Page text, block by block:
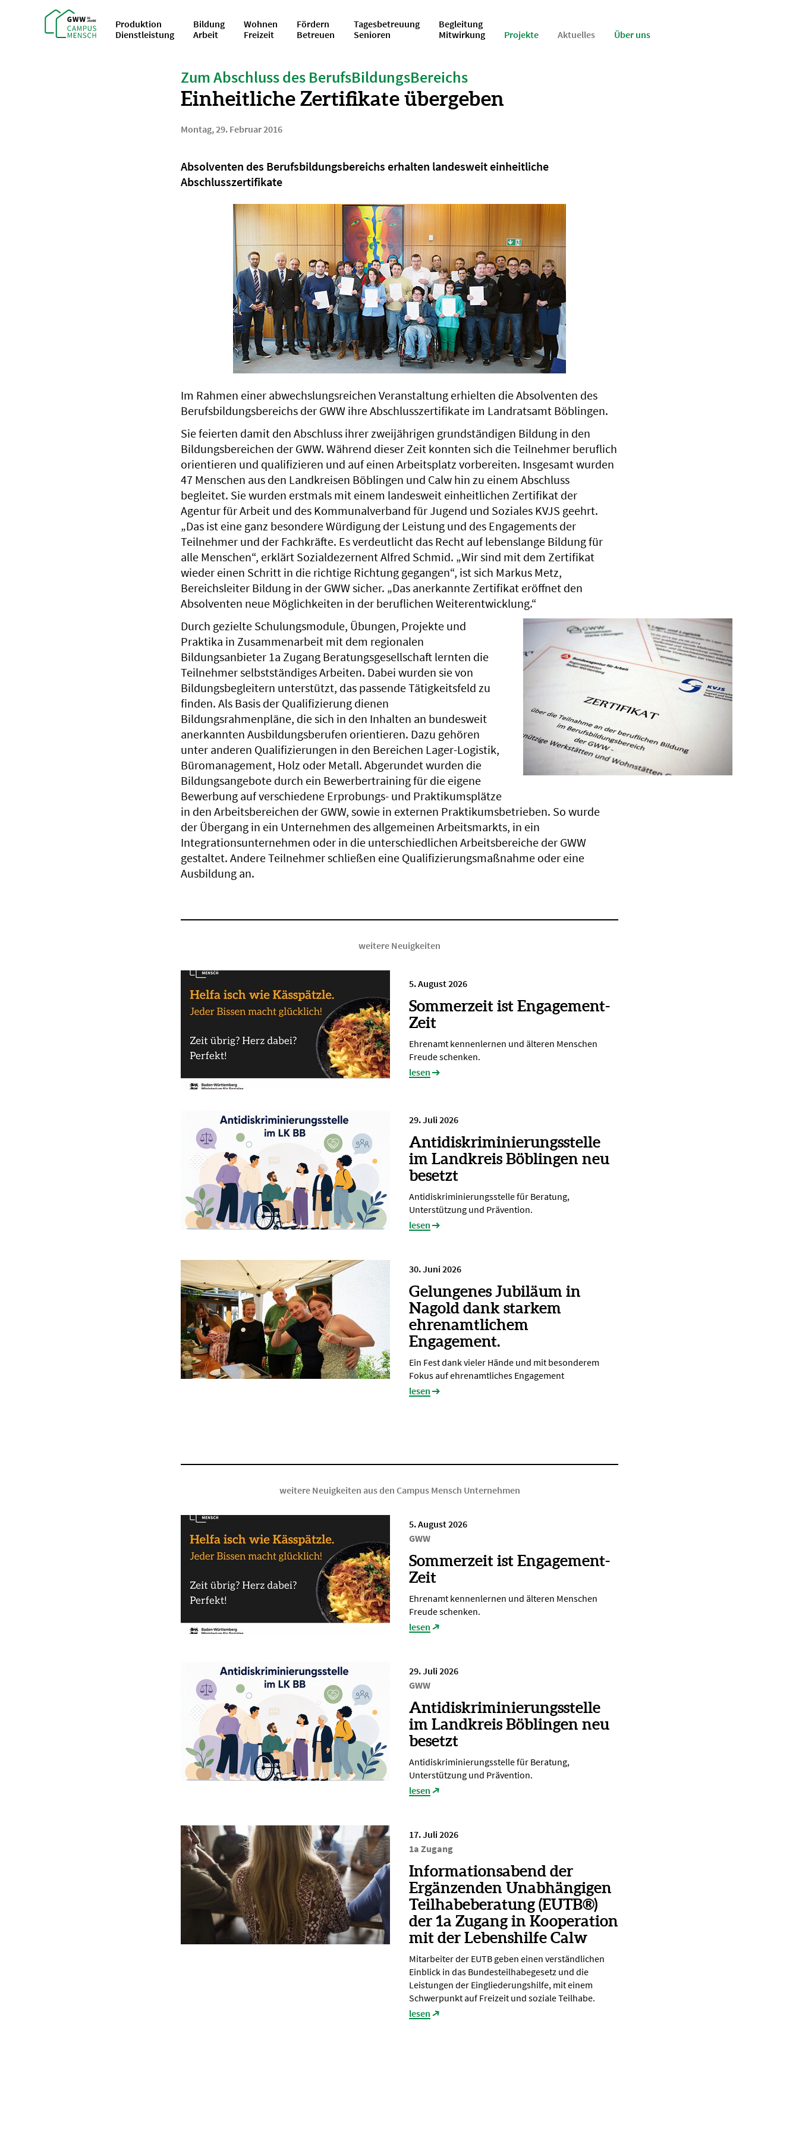
Produktion
Dienstleistung
Bildung
Arbeit
Wohnen
Freizeit
Fördern
Betreuen
Tagesbetreuung
Senioren
Begleitung
Mitwirkung
Projekte Aktuelles Über uns
Zum Abschluss des BerufsBildungsBereichs
Einheitliche Zertifikate übergeben
Montag, 29. Februar 2016
Absolventen des Berufsbildungsbereichs erhalten landesweit einheitliche
Abschlusszertifikate
Im Rahmen einer abwechslungsreichen Veranstaltung erhielten die Absolventen des
Berufsbildungsbereichs der GWW ihre Abschlusszertifikate im Landratsamt Böblingen.
Sie feierten damit den Abschluss ihrer zweijährigen grundständigen Bildung in den
Bildungsbereichen der GWW. Während dieser Zeit konnten sich die Teilnehmer beruflich
orientieren und qualifizieren und auf einen Arbeitsplatz vorbereiten. Insgesamt wurden
47 Menschen aus den Landkreisen Böblingen und Calw hin zu einem Abschluss
begleitet. Sie wurden erstmals mit einem landesweit einheitlichen Zertifikat der
Agentur für Arbeit und des Kommunalverband für Jugend und Soziales KVJS geehrt.
„Das ist eine ganz besondere Würdigung der Leistung und des Engagements der
Teilnehmer und der Fachkräfte. Es verdeutlicht das Recht auf lebenslange Bildung für
alle Menschen“, erklärt Sozialdezernent Alfred Schmid. „Wir sind mit dem Zertifikat
wieder einen Schritt in die richtige Richtung gegangen“, ist sich Markus Metz,
Bereichsleiter Bildung in der GWW sicher. „Das anerkannte Zertifikat eröffnet den
Absolventen neue Möglichkeiten in der beruflichen Weiterentwicklung.“
Durch gezielte Schulungsmodule, Übungen, Projekte und
Praktika in Zusammenarbeit mit dem regionalen
Bildungsanbieter 1a Zugang Beratungsgesellschaft lernten die
Teilnehmer selbstständiges Arbeiten. Dabei wurden sie von
Bildungsbegleitern unterstützt, das passende Tätigkeitsfeld zu
finden. Als Basis der Qualifizierung dienen
Bildungsrahmenpläne, die sich in den Inhalten an bundesweit
anerkannten Ausbildungsberufen orientieren. Dazu gehören
unter anderen Qualifizierungen in den Bereichen Lager-Logistik,
Büromanagement, Holz oder Metall. Abgerundet wurden die
Bildungsangebote durch ein Bewerbertraining für die eigene
Bewerbung auf verschiedene Erprobungs- und Praktikumsplätze
in den Arbeitsbereichen der GWW, sowie in externen Praktikumsbetrieben. So wurde
der Übergang in ein Unternehmen des allgemeinen Arbeitsmarkts, in ein
Integrationsunternehmen oder in die unterschiedlichen Arbeitsbereiche der GWW
gestaltet. Andere Teilnehmer schließen eine Qualifizierungsmaßnahme oder eine
Ausbildung an.
weitere Neuigkeiten
5. August 2026
Sommerzeit ist Engagement-
Zeit
Ehrenamt kennenlernen und älteren Menschen
Freude schenken.
lesen
29. Juli 2026
Antidiskriminierungsstelle
im Landkreis Böblingen neu
besetzt
Antidiskriminierungsstelle für Beratung,
Unterstützung und Prävention.
lesen
30. Juni 2026
Gelungenes Jubiläum in
Nagold dank starkem
ehrenamtlichem
Engagement.
Ein Fest dank vieler Hände und mit besonderem
Fokus auf ehrenamtliches Engagement
lesen
weitere Neuigkeiten aus den Campus Mensch Unternehmen
5. August 2026
GWW
Sommerzeit ist Engagement-
Zeit
Ehrenamt kennenlernen und älteren Menschen
Freude schenken.
lesen
29. Juli 2026
GWW
Antidiskriminierungsstelle
im Landkreis Böblingen neu
besetzt
Antidiskriminierungsstelle für Beratung,
Unterstützung und Prävention.
lesen
17. Juli 2026
1a Zugang
Informationsabend der
Ergänzenden Unabhängigen
Teilhabeberatung (EUTB®)
der 1a Zugang in Kooperation
mit der Lebenshilfe Calw
Mitarbeiter der EUTB geben einen verständlichen
Einblick in das Bundesteilhabegesetz und die
Leistungen der Eingliederungshilfe, mit einem
Schwerpunkt auf Freizeit und soziale Teilhabe.
lesen